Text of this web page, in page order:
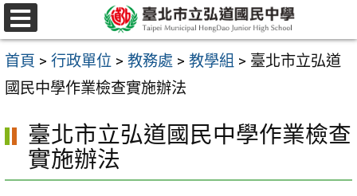
跳
至
主
要
容
區
選
單
首頁 > 行政單位 > 教務處 > 教學組 > 臺北市立弘道
國民中學作業檢查實施辦法
臺北市立弘道國民中學作業檢查
實施辦法